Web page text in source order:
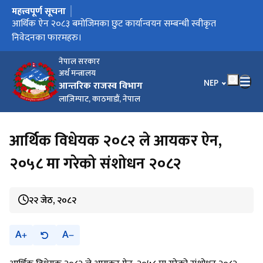
नेपाल सरकार
अर्थ मन्त्रालय
आन्तरिक राजस्व विभाग
लाज़िम्पाट, काठमाडौं, नेपाल
भाषा चयन गर्नुहोस्
NEP
मुख्य नेभिगेसनमा जानुहोस्
महत्त्वपूर्ण सूचना
करदाता प्रोत्साहन उपहार कार्यक्रम सञ्चालन कार्यविधि, २०८३
आर्थिक ऐन २०८३ बमोजिमका छुट कार्यान्वयन सम्बन्धी स्वीकृत
निवेदनका फारमहरु।
विल/बीजक जारी गर्ने सम्बन्धी सूचना।
आर्थिक विधेयक, २०८३ ले प्रदान गरेका छुट सुविधा कार्यान्वयन लागि
स्वीकृत फारामहरु ।
कार्यालयगत सूचना अधिकारीको सम्पर्क नम्बर
आर्थिक विधेयक २०८२ ले आयकर ऐन,
२०५८ मा गरेको संशोधन २०८२
२२ जेठ, २०८२
A A